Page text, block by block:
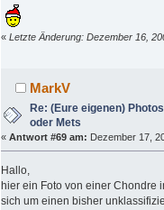
« Letzte Änderung: Dezember 16,
MarkV
Re: (Eure eigenen)
oder Mets
« Antwort #69 am: Dezember 17,
Hallo,
hier ein Foto von einer Chondre
sich um einen bisher